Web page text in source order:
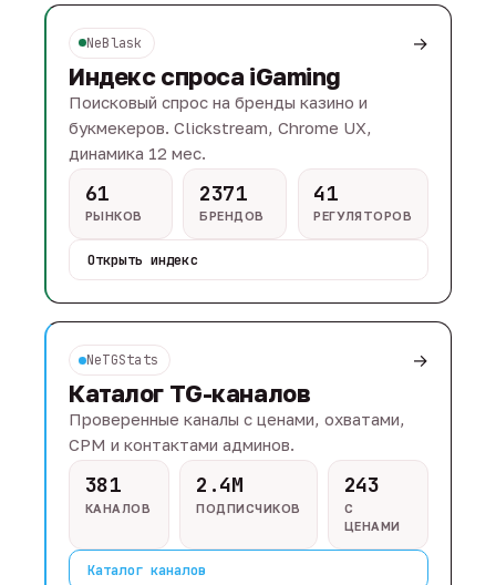
NeBlask →
Индекс спроса iGaming
Поисковый спрос на бренды казино и
букмекеров. Clickstream, Chrome UX,
динамика 12 мес.
61
РЫНКОВ
2371
БРЕНДОВ
41
РЕГУЛЯТОРОВ
Открыть индекс
NeTGStats →
Каталог TG-каналов
Проверенные каналы с ценами, охватами,
CPM и контактами админов.
381
КАНАЛОВ
2.4M
ПОДПИСЧИКОВ
243
С
ЦЕНАМИ
Каталог каналов